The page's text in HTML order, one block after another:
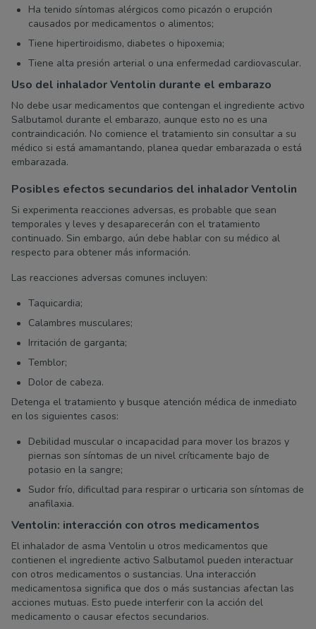
Ha tenido síntomas alérgicos como picazón o erupción
causados por medicamentos o alimentos;
Tiene hipertiroidismo, diabetes o hipoxemia;
Tiene alta presión arterial o una enfermedad cardiovascular.
Uso del inhalador Ventolin durante el embarazo
No debe usar medicamentos que contengan el ingrediente activo
Salbutamol durante el embarazo, aunque esto no es una
contraindicación. No comience el tratamiento sin consultar a su
médico si está amamantando, planea quedar embarazada o está
embarazada.
Posibles efectos secundarios del inhalador Ventolin
Si experimenta reacciones adversas, es probable que sean
temporales y leves y desaparecerán con el tratamiento
continuado. Sin embargo, aún debe hablar con su médico al
respecto para obtener más información.
Las reacciones adversas comunes incluyen:
Taquicardia;
Calambres musculares;
Irritación de garganta;
Temblor;
Dolor de cabeza.
Detenga el tratamiento y busque atención médica de inmediato
en los siguientes casos:
Debilidad muscular o incapacidad para mover los brazos y
piernas son síntomas de un nivel críticamente bajo de
potasio en la sangre;
Sudor frío, dificultad para respirar o urticaria son síntomas de
anafilaxia.
Ventolin: interacción con otros medicamentos
El inhalador de asma Ventolin u otros medicamentos que
contienen el ingrediente activo Salbutamol pueden interactuar
con otros medicamentos o sustancias. Una interacción
medicamentosa significa que dos o más sustancias afectan las
acciones mutuas. Esto puede interferir con la acción del
medicamento o causar efectos secundarios.